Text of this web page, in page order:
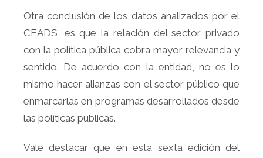
Otra conclusión de los datos analizados por el
CEADS, es que la relación del sector privado
con la política pública cobra mayor relevancia y
sentido. De acuerdo con la entidad, no es lo
mismo hacer alianzas con el sector público que
enmarcarlas en programas desarrollados desde
las políticas públicas.
Vale destacar que en esta sexta edición del